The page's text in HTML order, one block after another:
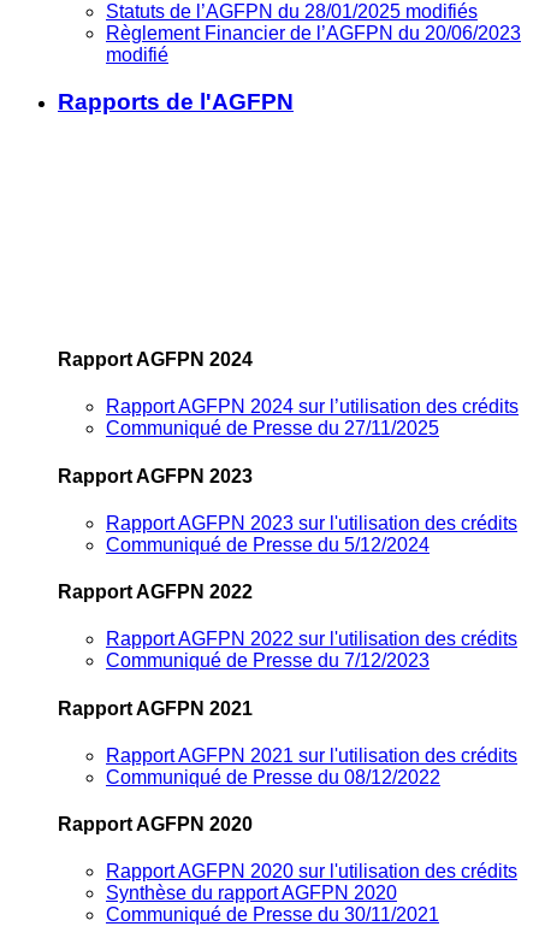
Statuts de l’AGFPN du 28/01/2025 modifiés
Règlement Financier de l’AGFPN du 20/06/2023
modifié
Rapports de l'AGFPN
Rapport AGFPN 2024
Rapport AGFPN 2024 sur l’utilisation des crédits
Communiqué de Presse du 27/11/2025
Rapport AGFPN 2023
Rapport AGFPN 2023 sur l'utilisation des crédits
Communiqué de Presse du 5/12/2024
Rapport AGFPN 2022
Rapport AGFPN 2022 sur l'utilisation des crédits
Communiqué de Presse du 7/12/2023
Rapport AGFPN 2021
Rapport AGFPN 2021 sur l'utilisation des crédits
Communiqué de Presse du 08/12/2022
Rapport AGFPN 2020
Rapport AGFPN 2020 sur l'utilisation des crédits
Synthèse du rapport AGFPN 2020
Communiqué de Presse du 30/11/2021